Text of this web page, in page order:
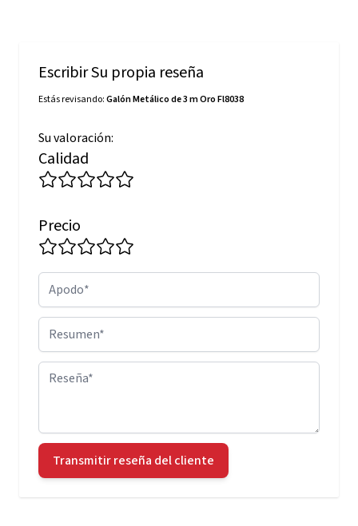
Escribir Su propia reseña
Estás revisando:Galón Metálico de 3 m Oro Fl8038
Su valoración:
Calidad
Precio
Apodo
Resumen
Reseña
Transmitir reseña del cliente